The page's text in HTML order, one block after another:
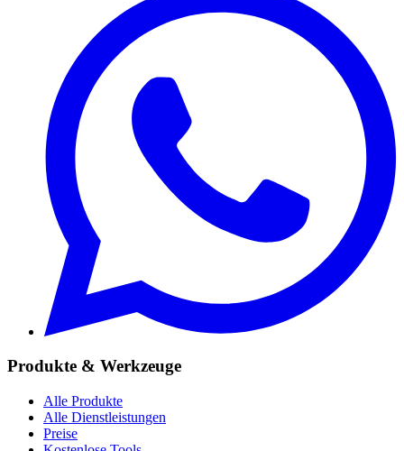
Produkte & Werkzeuge
Alle Produkte
Alle Dienstleistungen
Preise